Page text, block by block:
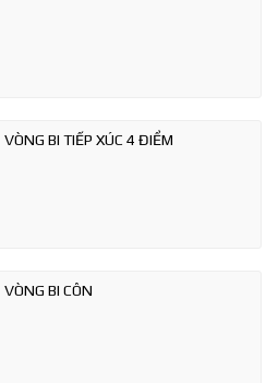
VÒNG BI TIẾP XÚC 4 ĐIỂM
VÒNG BI CÔN